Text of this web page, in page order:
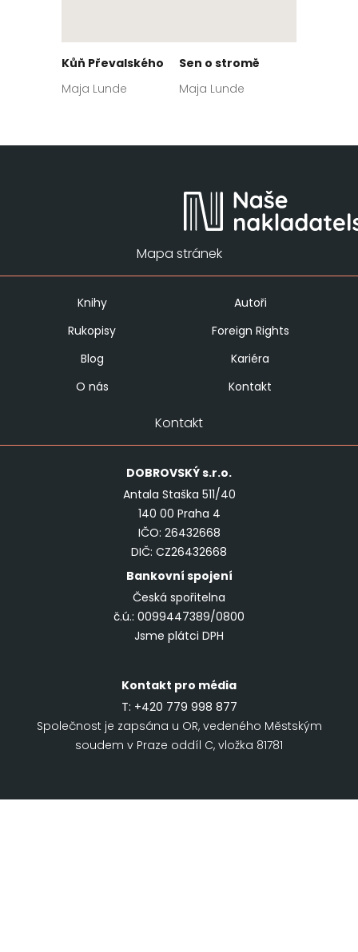
Kůň Převalského
Maja Lunde
Sen o stromě
Maja Lunde
Mapa stránek
Knihy
Autoři
Rukopisy
Foreign Rights
Blog
Kariéra
O nás
Kontakt
Kontakt
DOBROVSKÝs.r.o.
Antala Staška 511/40
140 00 Praha 4
IČO: 26432668
DIČ: CZ26432668
Bankovní spojení
Česká spořitelna
č.ú.: 0099447389/0800
Jsme plátci DPH
Kontakt pro média
T: +420 779 998 877
Společnost je zapsána u OR, vedeného Městským
soudem v Praze oddíl C, vložka 81781